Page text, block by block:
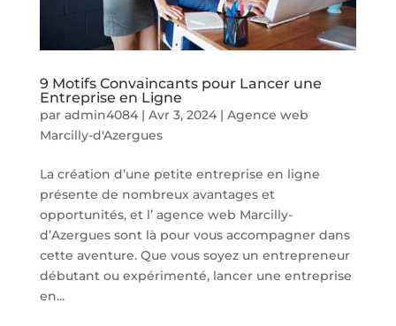
9 Motifs Convaincants pour Lancer une
Entreprise en Ligne
par admin4084| Avr 3, 2024| Agence web
Marcilly-d'Azergues
La création d’une petite entreprise en ligne
présente de nombreux avantages et
opportunités, et l’ agence web Marcilly-
d’Azergues sont là pour vous accompagner dans
cette aventure. Que vous soyez un entrepreneur
débutant ou expérimenté, lancer une entreprise
en...